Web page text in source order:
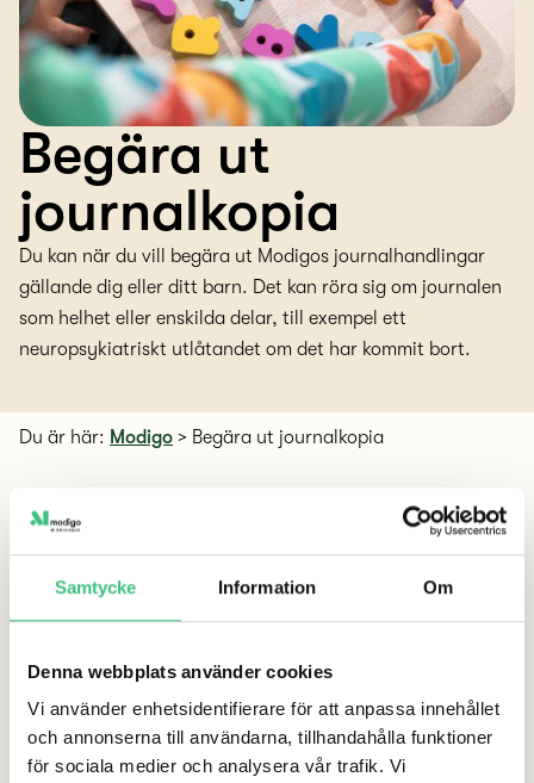
Samtycke Information Om
Denna webbplats använder cookies
Vi använder enhetsidentifierare för att anpassa innehållet
och annonserna till användarna, tillhandahålla funktioner
för sociala medier och analysera vår trafik. Vi
Begära ut
journalkopia
Du kan när du vill begära ut Modigos journalhandlingar
gällande dig eller ditt barn. Det kan röra sig om journalen
som helhet eller enskilda delar, till exempel ett
neuropsykiatriskt utlåtandet om det har kommit bort.
Du är här: Modigo > Begära ut journalkopia
Så här gör du
Skriv till oss i chatten i Modigo-appen
. Ange vilken del av
följdfrågor och hanterar din begäran.
Alternativt sätt: